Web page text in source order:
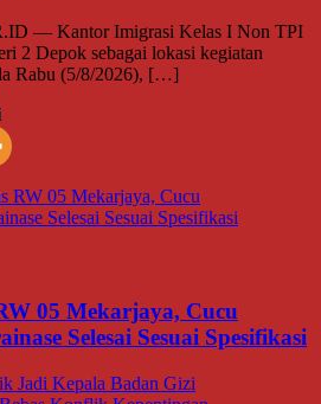
— Kantor Imigrasi Kelas I Non TPI
2 Depok sebagai lokasi kegiatan
Rabu (5/8/2026), […]
05 Mekarjaya, Cucu
Selesai Sesuai Spesifikasi